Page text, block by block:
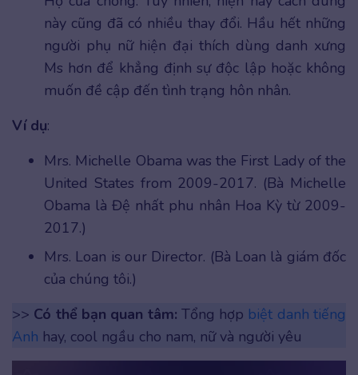
này cũng đã có nhiều thay đổi. Hầu hết những
người phụ nữ hiện đại thích dùng danh xưng
Ms hơn để khẳng định sự độc lập hoặc không
muốn đề cập đến tình trạng hôn nhân.
Ví dụ:
Mrs. Michelle Obama was the First Lady of the
United States from 2009-2017. (Bà Michelle
Obama là Đệ nhất phu nhân Hoa Kỳ từ 2009-
2017.)
Mrs. Loan is our Director. (Bà Loan là giám đốc
của chúng tôi.)
>> Có thể bạn quan tâm: Tổng hợp biệt danh tiếng
Anh hay, cool ngầu cho nam, nữ và người yêu